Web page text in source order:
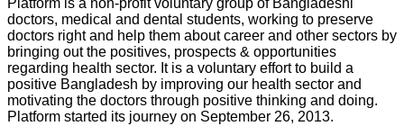
Platform is a non-profit voluntary group of Bangladeshi
doctors, medical and dental students, working to preserve
doctors right and help them about career and other sectors by
bringing out the positives, prospects & opportunities
regarding health sector. It is a voluntary effort to build a
positive Bangladesh by improving our health sector and
motivating the doctors through positive thinking and doing.
Platform started its journey on September 26, 2013.